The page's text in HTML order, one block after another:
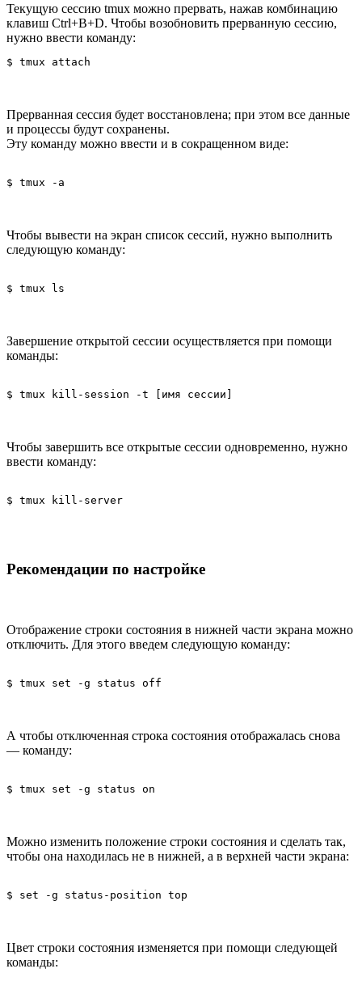
Текущую сессию tmux можно прервать, нажав комбинацию
клавиш Ctrl+B+D. Чтобы возобновить прерванную сессию,
нужно ввести команду:
$ tmux attach
Прерванная сессия будет восстановлена; при этом все данные
и процессы будут сохранены.
Эту команду можно ввести и в сокращенном виде:
$ tmux -a
Чтобы вывести на экран список сессий, нужно выполнить
следующую команду:
$ tmux ls
Завершение открытой сессии осуществляется при помощи
команды:
$ tmux kill-session -t [имя сессии]
Чтобы завершить все открытые сессии одновременно, нужно
ввести команду:
$ tmux kill-server
Рекомендации по настройке
Отображение строки состояния в нижней части экрана можно
отключить. Для этого введем следующую команду:
$ tmux set -g status off
А чтобы отключенная строка состояния отображалась снова
— команду:
$ tmux set -g status on
Можно изменить положение строки состояния и сделать так,
чтобы она находилась не в нижней, а в верхней части экрана:
$ set -g status-position top
Цвет строки состояния изменяется при помощи следующей
команды: